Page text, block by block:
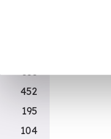
353
452
195
104